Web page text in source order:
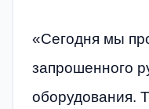
«Сегодня мы
запрошенного
оборудования.